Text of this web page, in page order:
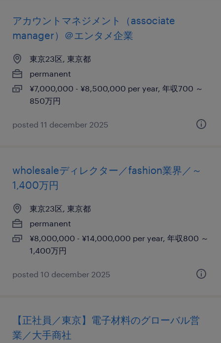
アカウントマネジメント（associate
manager）＠エンタメ企業
東京23区, 東京都
permanent
¥7,000,000 - ¥8,500,000 per year, 年収700 ～
850万円
posted 11 december 2025
wholesaleディレクター／fashion業界／～
1,400万円
東京23区, 東京都
permanent
¥8,000,000 - ¥14,000,000 per year, 年収800 ～
1,400万円
posted 10 december 2025
【正社員／東京】電子材料のグローバル営
業／大手商社